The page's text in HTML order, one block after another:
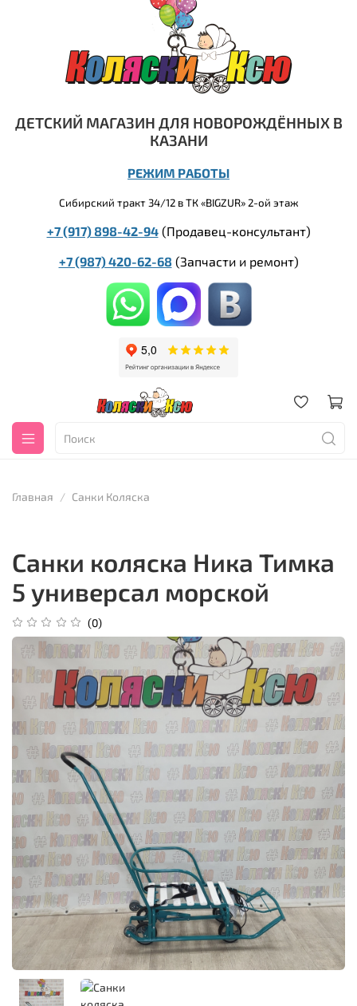
ДЕТСКИЙ МАГАЗИН ДЛЯ НОВОРОЖДЁННЫХ В
КАЗАНИ
РЕЖИМ РАБОТЫ
Сибирский тракт 34/12 в ТК «BIGZUR» 2-ой этаж
+7 (917) 898-42-94(Продавец-консультант)
+7 (987) 420-62-68 (Запчасти и ремонт)
Главная Санки Коляска
Санки коляска Ника Тимка
5 универсал морской
(0)